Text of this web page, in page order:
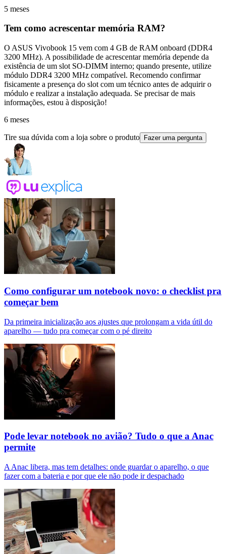
5 meses
Tem como acrescentar memória RAM?
O ASUS Vivobook 15 vem com 4 GB de RAM onboard (DDR4
3200 MHz). A possibilidade de acrescentar memória depende da
existência de um slot SO-DIMM interno; quando presente, utilize
módulo DDR4 3200 MHz compatível. Recomendo confirmar
fisicamente a presença do slot com um técnico antes de adquirir o
módulo e realizar a instalação adequada. Se precisar de mais
informações, estou à disposição!
6 meses
Tire sua dúvida com a loja sobre o produto Fazer uma pergunta
Como configurar um notebook novo: o checklist pra
começar bem
Da primeira inicialização aos ajustes que prolongam a vida útil do
aparelho — tudo pra começar com o pé direito
Pode levar notebook no avião? Tudo o que a Anac
permite
A Anac libera, mas tem detalhes: onde guardar o aparelho, o que
fazer com a bateria e por que ele não pode ir despachado